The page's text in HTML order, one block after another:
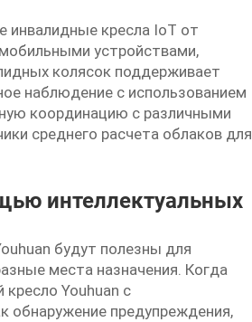
инвалидные кресла IoT от
устройствами,
колясок поддерживает
наблюдение с использованием
координацию с различными
среднего расчета облаков для
интеллектуальных
будут полезны для
места назначения. Когда
Youhuan с
обнаружение предупреждения,